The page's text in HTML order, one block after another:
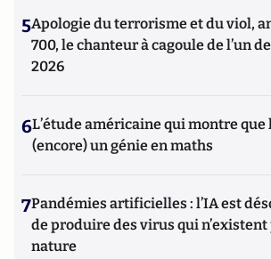
5Apologie du terrorisme et du viol,
700, le chanteur à cagoule de l’un
2026
6L’étude américaine qui montre que
(encore) un génie en maths
7Pandémies artificielles : l’IA est
de produire des virus qui n’existent
nature